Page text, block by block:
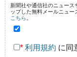
新聞社や通信社のニュー
ップした無料メールニュ
こちら
* 利用規約 に同